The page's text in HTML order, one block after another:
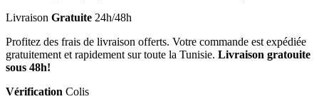
Livraison Gratuite 24h/48h
Profitez des frais de livraison offerts. Votre commande est expédiée
gratuitement et rapidement sur toute la Tunisie. Livraison gratouite
sous 48h!
Vérification Colis